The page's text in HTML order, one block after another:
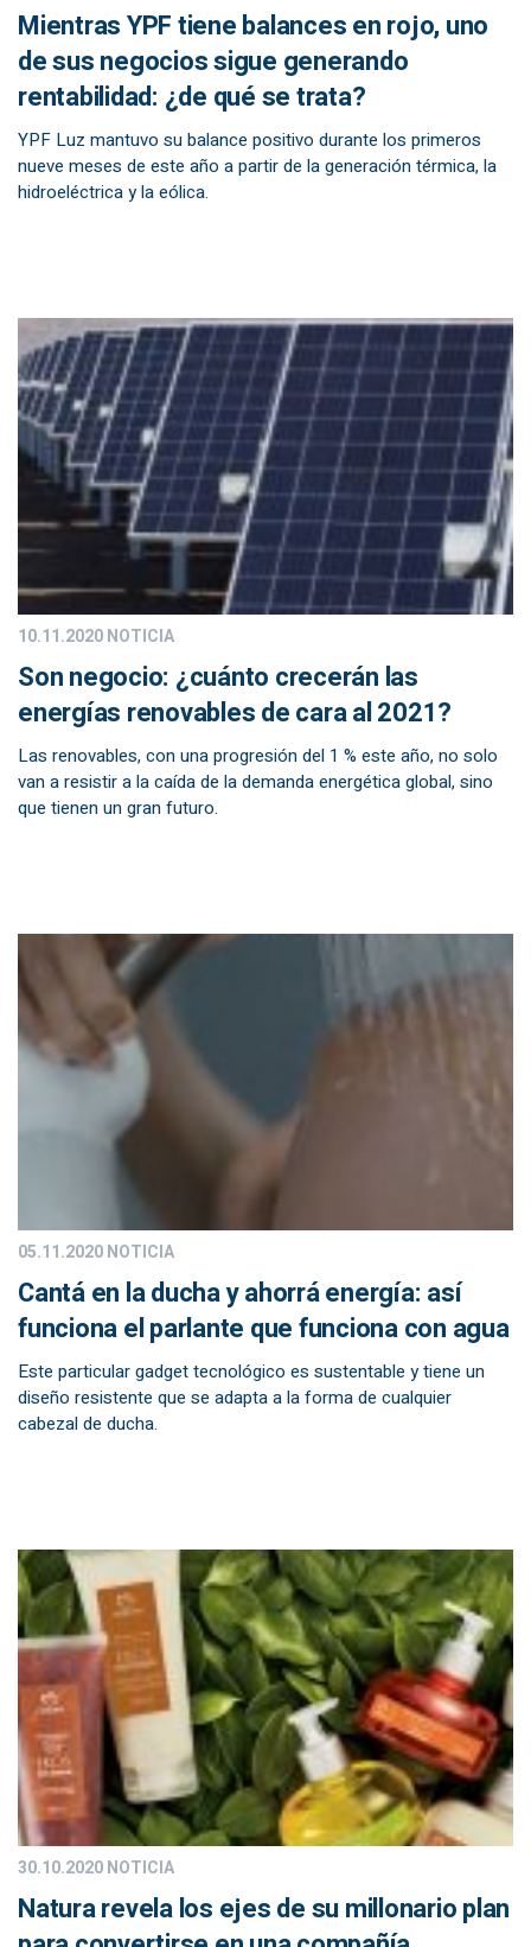
Mientras YPF tiene balances en rojo, uno
de sus negocios sigue generando
rentabilidad: ¿de qué se trata?
YPF Luz mantuvo su balance positivo durante los primeros
nueve meses de este año a partir de la generación térmica, la
hidroeléctrica y la eólica.
10.11.2020NOTICIA
Son negocio: ¿cuánto crecerán las
energías renovables de cara al 2021?
Las renovables, con una progresión del 1 % este año, no solo
van a resistir a la caída de la demanda energética global, sino
que tienen un gran futuro.
05.11.2020NOTICIA
Cantá en la ducha y ahorrá energía: así
funciona el parlante que funciona con agua
Este particular gadget tecnológico es sustentable y tiene un
diseño resistente que se adapta a la forma de cualquier
cabezal de ducha.
30.10.2020NOTICIA
Natura revela los ejes de su millonario plan